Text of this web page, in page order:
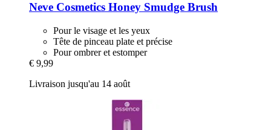
Neve Cosmetics Honey Smudge Brush
Pour le visage et les yeux
Tête de pinceau plate et précise
Pour ombrer et estomper
€ 9,99
Livraison jusqu'au 14 août